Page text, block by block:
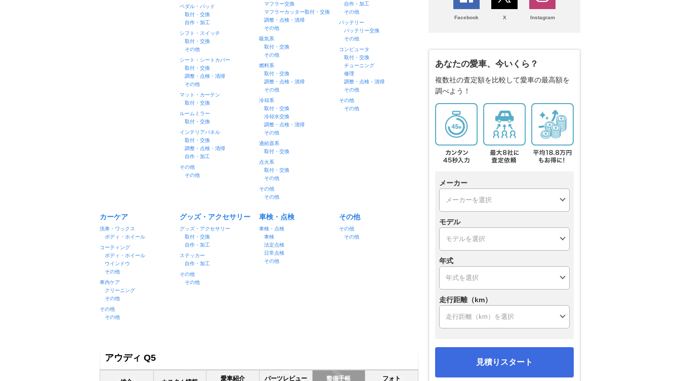
ペダル・パッド
取付・交換
自作・加工
シフト・スイッチ
取付・交換
その他
シート・シートカバー
取付・交換
調整・点検・清掃
その他
マット・カーテン
取付・交換
ルームミラー
取付・交換
インテリアパネル
取付・交換
調整・点検・清掃
自作・加工
その他
その他
マフラー交換
マフラーカッター取付・交換
調整・点検・清掃
その他
吸気系
取付・交換
その他
燃料系
取付・交換
調整・点検・清掃
その他
冷却系
取付・交換
冷却水交換
調整・点検・清掃
その他
過給器系
取付・交換
点火系
取付・交換
その他
その他
その他
自作・加工
その他
バッテリー
バッテリー交換
その他
コンピュータ
取付・交換
チューニング
修理
調整・点検・清掃
その他
その他
その他
カーケア
洗車・ワックス
ボディ・ホイール
コーティング
ボディ・ホイール
ウインドウ
その他
車内ケア
クリーニング
その他
その他
その他
グッズ・アクセサリー
グッズ・アクセサリー
取付・交換
自作・加工
ステッカー
自作・加工
その他
その他
車検・点検
車検・点検
車検
法定点検
日常点検
その他
その他
その他
その他
アウディ Q5
愛車紹介 パーツレビュー 整備手帳 フォト
Facebook X Instagram
あなたの愛車、今いくら？
複数社の査定額を比較して愛車の最高額を
調べよう！
メーカー
モデル
年式
走行距離（km）
見積りスタート